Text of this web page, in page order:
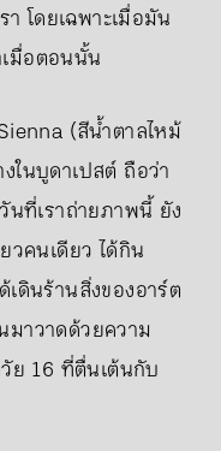
า โดยเฉพาะเมื่อมัน
มื่อตอนนั้น
(สีน้ำตาลไหม้
ในบูดาเปสต์ ถือว่า
นที่เราถ่ายภาพนี้ ยัง
วคนเดียว ได้กิน
ดินร้านสิ่งของอาร์ต
าวาดด้วยความ
ย 16 ที่ตื่นเต้นกับ